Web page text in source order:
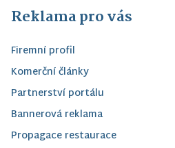
Reklama pro vás
Firemní profil
Komerční články
Partnerství portálu
Bannerová reklama
Propagace restaurace